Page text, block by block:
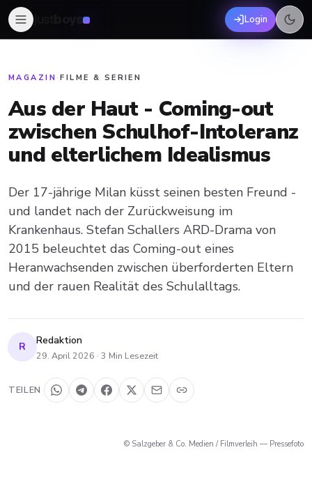
boys Login
MAGAZIN ·FILME & SERIEN
Aus der Haut - Coming-out
zwischen Schulhof-Intoleranz
und elterlichem Idealismus
Der 17-jährige Milan küsst seinen besten Freund -
und landet nach der Zurückweisung im
Krankenhaus. Stefan Schallers ARD-Drama von
2015 beleuchtet das Coming-out eines
Heranwachsenden zwischen überforderten Eltern
und der rauen Realität des Schulalltags.
R Redaktion
29. April 2026 · 3 Min Lesezeit
TEILEN
© Salzgeber & Co. Medien / Filmverleih — Pressefoto